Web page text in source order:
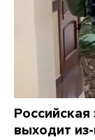
выходит